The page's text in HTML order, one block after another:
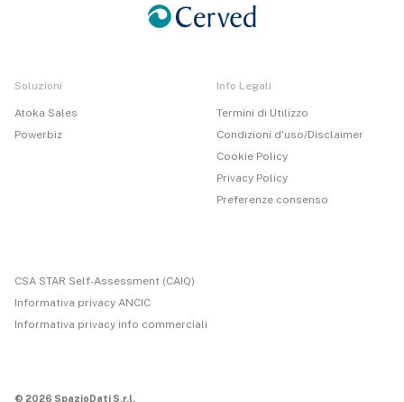
Soluzioni
Atoka Sales
Powerbiz
Info Legali
Termini di Utilizzo
Condizioni d'uso/Disclaimer
Cookie Policy
Privacy Policy
Preferenze consenso
CSA STAR Self-Assessment (CAIQ)
Informativa privacy ANCIC
Informativa privacy info commerciali
© 2026 SpazioDati S.r.l.